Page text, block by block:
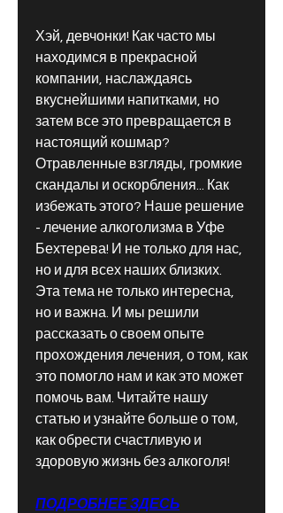
Хэй, девчонки! Как часто мы
находимся в прекрасной
компании, наслаждаясь
вкуснейшими напитками, но
затем все это превращается в
настоящий кошмар?
Отравленные взгляды, громкие
скандалы и оскорбления... Как
избежать этого? Наше решение
- лечение алкоголизма в Уфе
Бехтерева! И не только для нас,
но и для всех наших близких.
Эта тема не только интересна,
но и важна. И мы решили
рассказать о своем опыте
прохождения лечения, о том, как
это помогло нам и как это может
помочь вам. Читайте нашу
статью и узнайте больше о том,
как обрести счастливую и
здоровую жизнь без алкоголя!
ПОДРОБНЕЕ ЗДЕСЬ